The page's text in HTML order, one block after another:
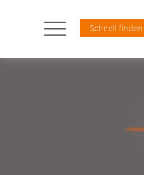
Schnell finden